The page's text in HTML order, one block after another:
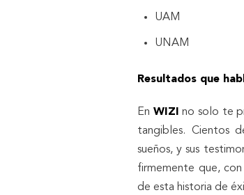
UAM
UNAM
Resultados que
En WIZI no solo te
tangibles. Cientos
sueños, y sus
firmemente que,
de esta historia de